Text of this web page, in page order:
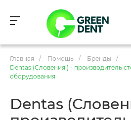
Главная / Помощь / Бренды
/
Dentas (Словения ) - производитель
оборудования
Dentas